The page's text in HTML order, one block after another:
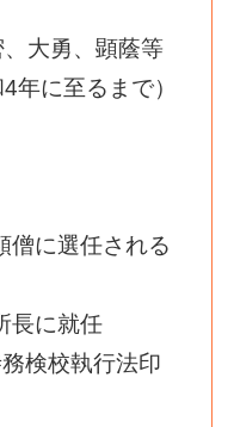
大勇、顕蔭等
年に至るまで）
に選任される
長に就任
検校執行法印